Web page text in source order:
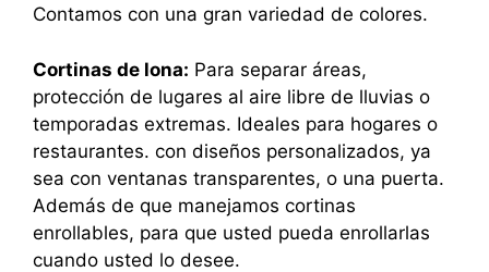
Contamos con una gran variedad de colores.
Cortinas de lona: Para separar áreas,
protección de lugares al aire libre de lluvias o
temporadas extremas. Ideales para hogares o
restaurantes. con diseños personalizados, ya
sea con ventanas transparentes, o una puerta.
Además de que manejamos cortinas
enrollables, para que usted pueda enrollarlas
cuando usted lo desee.